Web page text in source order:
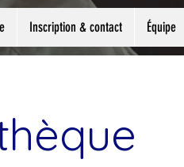
Inscription & contact Équipe